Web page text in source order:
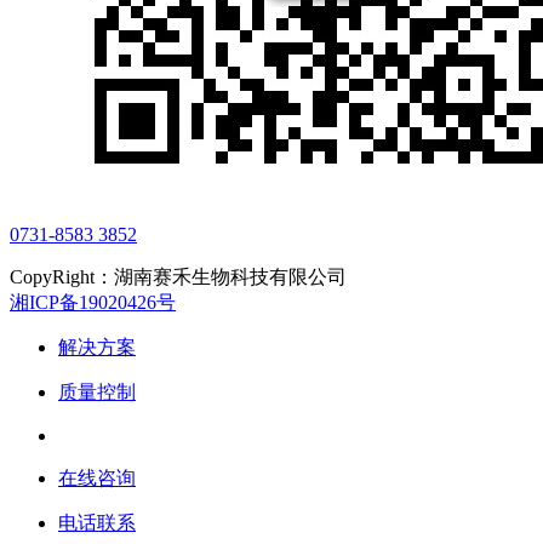
0731-8583 3852
CopyRight：湖南赛禾生物科技有限公司
湘ICP备19020426号
解决方案
质量控制
在线咨询
电话联系